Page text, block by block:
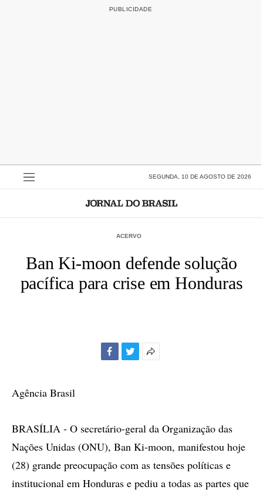
SEGUNDA, 10 DE AGOSTO DE 2026
ACERVO
Ban Ki-moon defende solução
pacífica para crise em Honduras
Agência Brasil
BRASÍLIA - O secretário-geral da Organização das
Nações Unidas (ONU), Ban Ki-moon, manifestou hoje
(28) grande preocupação com as tensões políticas e
institucional em Honduras e pediu a todas as partes que